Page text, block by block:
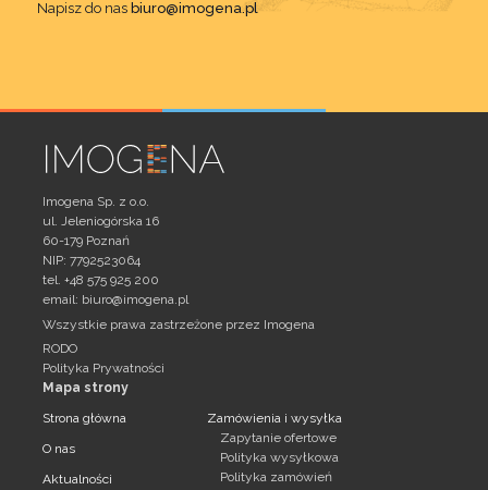
Napisz do nas biuro@imogena.pl
Imogena Sp. z o.o.
ul. Jeleniogórska 16
60-179 Poznań
NIP: 7792523064
tel. +48 575 925 200
email: biuro@imogena.pl
Wszystkie prawa zastrzeżone przez Imogena
RODO
Polityka Prywatności
Mapa strony
Strona główna
O nas
Aktualności
Zamówienia i wysyłka
Zapytanie ofertowe
Polityka wysyłkowa
Polityka zamówień